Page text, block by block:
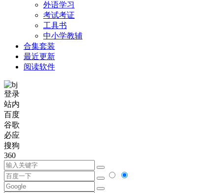
外语学习
考试考证
工具书
中小学教辅
合集套装
最近更新
阅读软件
登录
站内
百度
谷歌
必应
搜狗
360